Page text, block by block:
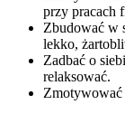
przy pracach
Zbudować w
lekko,
Zadbać o
relaksować.
Zmotywować